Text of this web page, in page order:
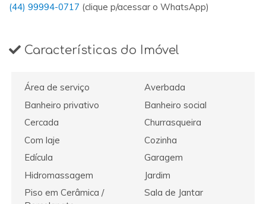
(44) 99994-0717 (clique p/acessar o WhatsApp)
Características do Imóvel
Área de serviço
Averbada
Banheiro privativo
Banheiro social
Cercada
Churrasqueira
Com laje
Cozinha
Edícula
Garagem
Hidromassagem
Jardim
Piso em Cerâmica /
Sala de Jantar